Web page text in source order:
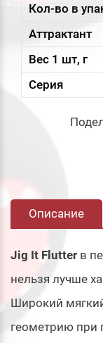
Кол-во в
Аттрактант
Вес 1 шт, г
Серия
Описание
Jig It Flutter в
нельзя лучше
Широкий
геометрию при